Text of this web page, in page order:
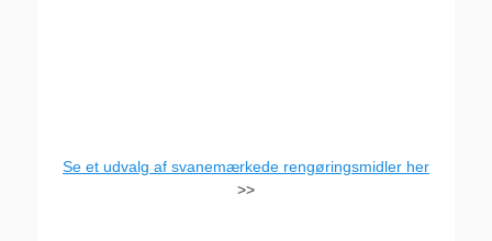
Se et udvalg af svanemærkede rengøringsmidler her
>>